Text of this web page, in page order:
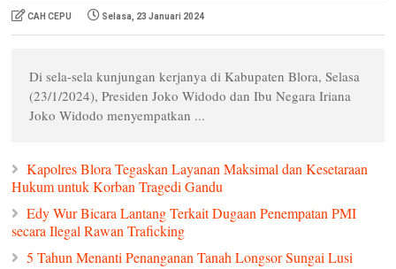
e
s
A
b
o
e
i
CAH CEPU Selasa, 23 Januari 2024
Di sela-sela kunjungan kerjanya di Kabupaten Blora, Selasa
(23/1/2024), Presiden Joko Widodo dan Ibu Negara Iriana
Joko Widodo menyempatkan ...
Kapolres Blora Tegaskan Layanan Maksimal dan Kesetaraan
Hukum untuk Korban Tragedi Gandu
Edy Wur Bicara Lantang Terkait Dugaan Penempatan PMI
secara Ilegal Rawan Traficking
5 Tahun Menanti Penanganan Tanah Longsor Sungai Lusi